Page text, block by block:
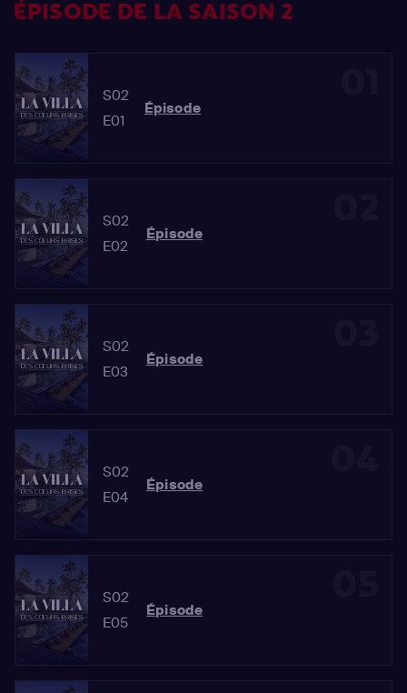
ÉPISODE DE LA SAISON 2
S02
E01
Épisode
S02
E02
Épisode
S02
E03
Épisode
S02
E04
Épisode
S02
E05
Épisode